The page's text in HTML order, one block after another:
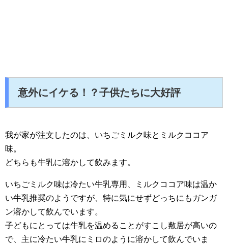
意外にイケる！？子供たちに大好評
我が家が注文したのは、いちごミルク味とミルクココア
味。
どちらも牛乳に溶かして飲みます。
いちごミルク味は冷たい牛乳専用、ミルクココア味は温か
い牛乳推奨のようですが、特に気にせずどっちにもガンガ
ン溶かして飲んでいます。
子どもにとっては牛乳を温めることがすこし敷居が高いの
で、主に冷たい牛乳にミロのように溶かして飲んでいま